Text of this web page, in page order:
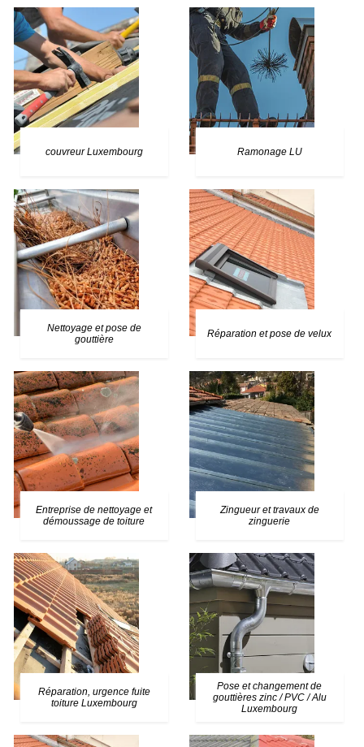
couvreur Luxembourg Ramonage LU
Nettoyage et pose de
gouttière
Réparation et pose de velux
Entreprise de nettoyage et
démoussage de toiture
Zingueur et travaux de
zinguerie
Réparation, urgence fuite
toiture Luxembourg
Pose et changement de
gouttières zinc / PVC / Alu
Luxembourg